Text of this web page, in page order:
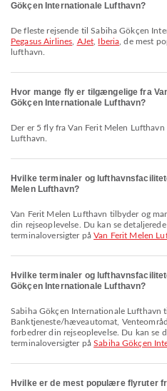
Gökçen Internationale Lufthavn?
De fleste rejsende til Sabiha Gökçen
Pegasus Airlines AJet Iberia , de mest
lufthavn.
Hvor mange fly er tilgængelige fra
Gökçen Internationale Lufthavn?
Der er 5 fly fra Van Ferit Melen Lufthavn til Sabiha Gökçen Internationale
Lufthavn.
Hvilke terminaler og
Melen Lufthavn?
Van Ferit Melen Lufthavn tilbyder og mange andre faciliteter, der forbedrer
din rejseoplevelse. Du kan se
terminaloversigter påVan Ferit Melen
Hvilke terminaler og
Gökçen Internationale Lufthavn?
Sabiha Gökçen Internationale Lufthavn tilbyder Biludlejning,
Banktjeneste/hæveautomat,
forbedrer din rejseoplevelse. Du kan se
terminaloversigter påSabiha Gökçen
Hvilke er de mest populære flyruter